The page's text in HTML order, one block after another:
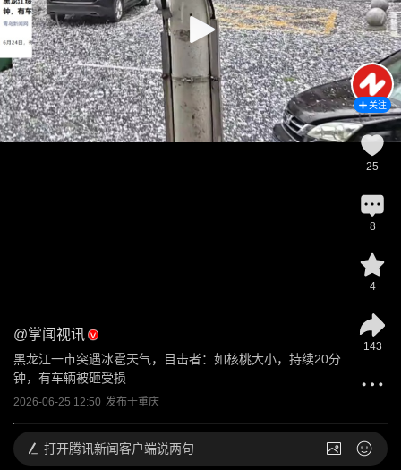
@掌闻视讯
黑龙江一市突遇冰雹天气，目击者：如核桃大小，持续20分
钟，有车辆被砸受损
2026-06-25 12:50 发布于重庆
关注
25
8
4
143
打开腾讯新闻客户端说两句